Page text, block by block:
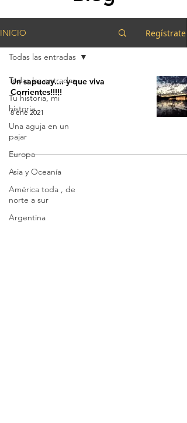
INICIO Regístrate
Todas las entradas
Tu historia, mi
historia
Una aguja en un
pajar
Europa
Asia y Oceanía
América toda , de
norte a sur
Argentina
Todas las entradas
Un sapucay.... y que viva
Corrientes!!!!!
8 ene 2021